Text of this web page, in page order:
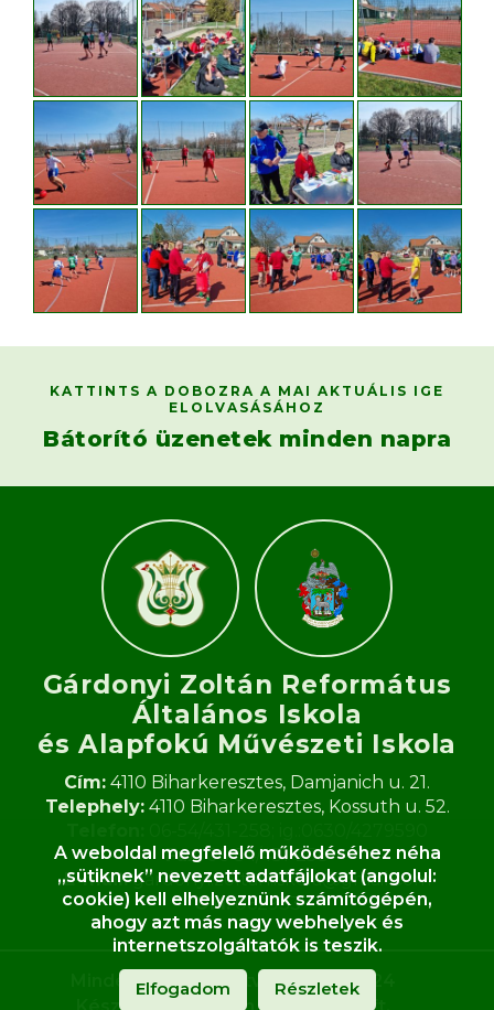
KATTINTS A DOBOZRA A MAI AKTUÁLIS IGE
ELOLVASÁSÁHOZ
Bátorító üzenetek minden napra
Gárdonyi Zoltán Református
Általános Iskola
és Alapfokú Művészeti Iskola​
Cím: 4110 Biharkeresztes, Damjanich u. 21.
Telephely:4110 Biharkeresztes, Kossuth u. 52.
Fax:06-54/431-258
E-mail:gardonyi.zoltan.iskola@gmail.com
OM:062933
Minden jog fenntartva © 2020-
2024
Készítette:
Jusztinn Web-Tech Kft.
A weboldal megfelelő működéséhez néha
„sütiknek” nevezett adatfájlokat (angolul:
cookie) kell elhelyeznünk számítógépén,
ahogy azt más nagy webhelyek és
internetszolgáltatók is teszik.
Elfogadom Részletek